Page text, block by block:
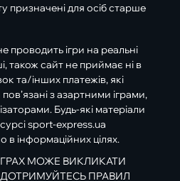
призначені для осіб старше
проводить ігри на реальні
також сайт не приймає ні в
та/інших платежів, які
з азартними іграми,
Будь-які матеріали
sport-express.ua
в інформаційних цілях.
МОЖЕ ВИКЛИКАТИ
ДОТРИМУЙТЕСЬ ПРАВИЛ